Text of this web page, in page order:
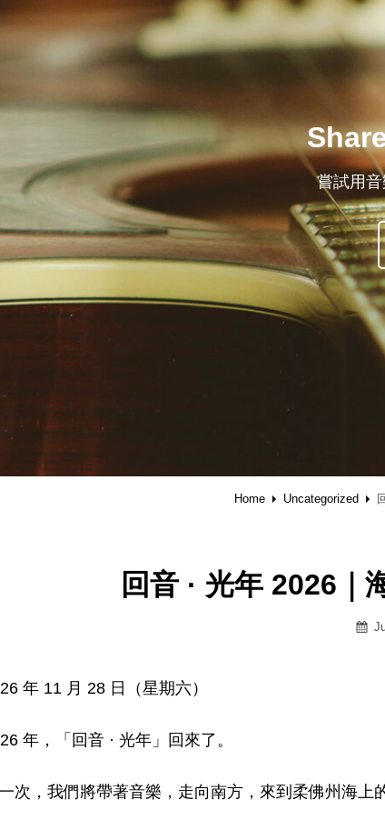
嘗試用
Home Uncategorized
回音 · 光年 2026｜
年 11 月 28 日（星期六）
年，「回音 · 光年」回來了。
次，我們將帶著音樂，走向南方，來到柔佛州海